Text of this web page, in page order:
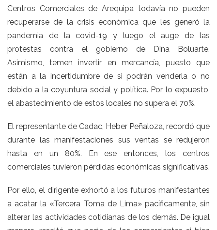
Centros Comerciales de Arequipa todavía no pueden
recuperarse de la crisis económica que les generó la
pandemia de la covid-19 y luego el auge de las
protestas contra el gobierno de Dina Boluarte.
Asimismo, temen invertir en mercancía, puesto que
están a la incertidumbre de si podrán venderla o no
debido a la coyuntura social y política. Por lo expuesto,
el abastecimiento de estos locales no supera el 70%.
El representante de Cadac, Heber Peñaloza, recordó que
durante las manifestaciones sus ventas se redujeron
hasta en un 80%. En ese entonces, los centros
comerciales tuvieron pérdidas económicas significativas.
Por ello, el dirigente exhortó a los futuros manifestantes
a acatar la «Tercera Toma de Lima» pacíficamente, sin
alterar las actividades cotidianas de los demás. De igual